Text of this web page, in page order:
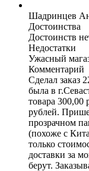
Шадринцев
Достоинства
Достоинств
Недостатки
Ужасный
Комментарий
Сделал заказ
была в
товара 300,00
рублей.
прозрачном
(похоже с
только
доставки за
берут.